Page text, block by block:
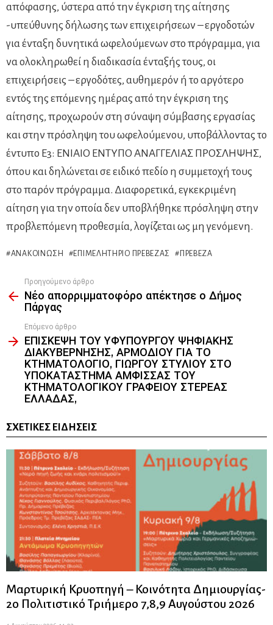
απόφασης, ύστερα από την έγκριση της αίτησης
-υπεύθυνης δήλωσης των επιχειρήσεων – εργοδοτών
για ένταξη δυνητικά ωφελούμενων στο πρόγραμμα, για
να ολοκληρωθεί η διαδικασία ένταξής τους, οι
επιχειρήσεις – εργοδότες, αυθημερόν ή το αργότερο
εντός της επόμενης ημέρας από την έγκριση της
αίτησης, προχωρούν στη σύναψη σύμβασης εργασίας
και στην πρόσληψη του ωφελούμενου, υποβάλλοντας το
έντυπο Ε3: ΕΝΙΑΙΟ ΕΝΤΥΠΟ ΑΝΑΓΓΕΛΙΑΣ ΠΡΟΣΛΗΨΗΣ,
όπου και δηλώνεται σε ειδικό πεδίο η συμμετοχή τους
στο παρόν πρόγραμμα. Διαφορετικά, εγκεκριμένη
αίτηση για την οποία δεν υποβλήθηκε πρόσληψη στην
προβλεπόμενη προθεσμία, λογίζεται ως μη γενόμενη.
ΑΝΑΚΟΊΝΩΣΗ ΕΠΙΜΕΛΗΤΉΡΙΟ ΠΡΈΒΕΖΑΣ ΠΡΈΒΕΖΑ
more
Προηγούμενο άρθρο
Νέο απορριμματοφόρο απέκτησε ο Δήμος
Πάργας
Επόμενο άρθρο
ΕΠΙΣΚΕΨΗ ΤΟΥ ΥΦΥΠΟΥΡΓΟΥ ΨΗΦΙΑΚΗΣ
ΔΙΑΚΥΒΕΡΝΗΣΗΣ, ΑΡΜΟΔΙΟΥ ΓΙΑ ΤΟ
ΚΤΗΜΑΤΟΛΟΓΙΟ, ΓΙΩΡΓΟΥ ΣΤΥΛΙΟΥ ΣΤΟ
ΥΠΟΚΑΤΑΣΤΗΜΑ ΑΜΦΙΣΣΑΣ ΤΟΥ
ΚΤΗΜΑΤΟΛΟΓΙΚΟΥ ΓΡΑΦΕΙΟΥ ΣΤΕΡΕΑΣ
ΕΛΛΑΔΑΣ,
ΣΧΕΤΙΚΈΣ ΕΙΔΉΣΕΙΣ
Μαρτυρική Κρυοπηγή – Κοινότητα Δημιουργίας-
2ο Πολιτιστικό Τριήμερο 7,8,9 Αυγούστου 2026